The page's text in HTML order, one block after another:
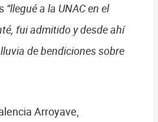
“llegué a la UNAC en el
fui admitido y desde ahí
de bendiciones sobre
Arroyave,